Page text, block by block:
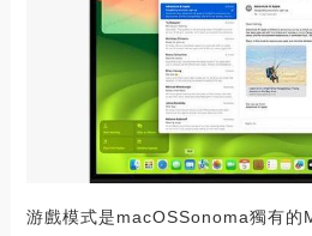
游戲模式是macOSSonoma獨有的